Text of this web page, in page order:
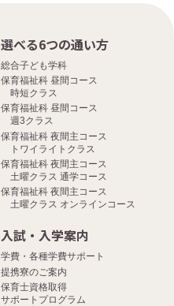
選べる6つの通い方
総合子ども学科
保育福祉科 昼間コース
時短クラス
保育福祉科 昼間コース
週3クラス
保育福祉科 夜間主コース
トワイライトクラス
保育福祉科 夜間主コース
土曜クラス 通学コース
保育福祉科 夜間主コース
土曜クラス オンラインコース
入試・入学案内
学費・各種学費サポート
提携寮のご案内
保育士資格取得
サポートプログラム